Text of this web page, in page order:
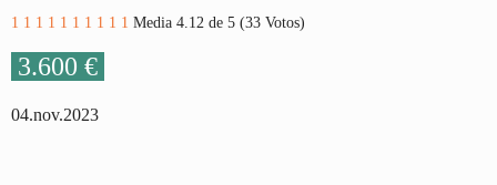
1 1 1 1 1 1 1 1 1 1 Media 4.12 de 5 (33 Votos)
3.600 €
04.nov.2023